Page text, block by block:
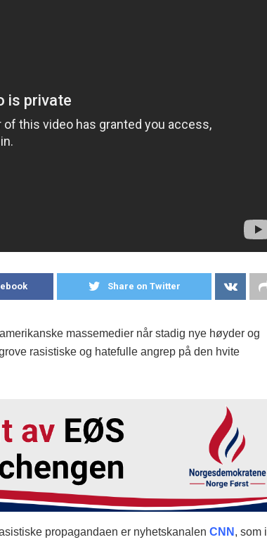
Share on Twitter
massemedier når stadig nye høyder og
rasistiske og hatefulle angrep på den hvite
propagandaen er nyhetskanalen CNN , som i